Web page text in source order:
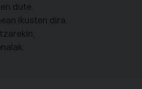
dute.
ikusten dira.